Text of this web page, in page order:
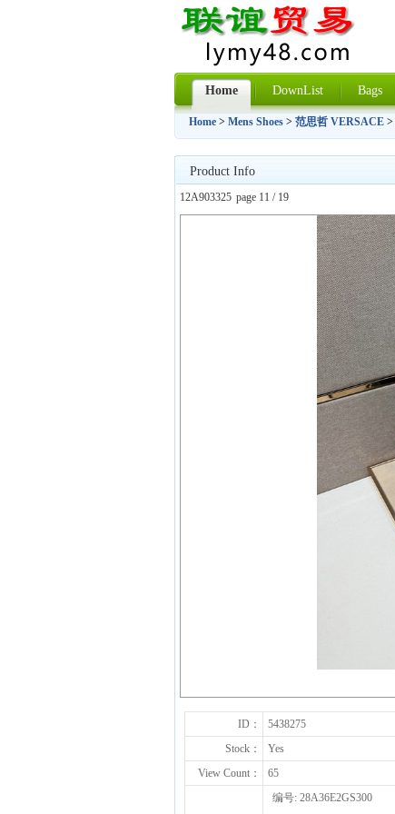
Home DownList Bags
Home > Mens Shoes > 范思哲 VERSACE >
Product Info
12A903325 page 11 / 19
ID： 5438275
Stock：
Yes
View Count：
65
编号: 28A36E2GS300